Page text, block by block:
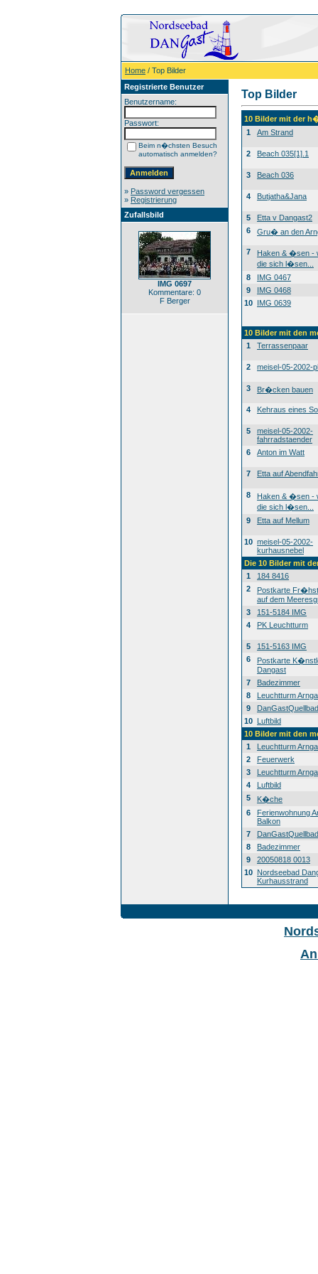
Home / Top Bilder
Registrierte Benutzer
Benutzername:
Passwort:
Beim n�chsten Besuch
automatisch anmelden?
» Password vergessen
» Registrierung
Zufallsbild
IMG 0697
Kommentare: 0
F Berger
Top Bilder
10 Bilder mit der
1
Am Strand
2 Beach 035[1].1
3 Beach 036
4 Butjatha&Jana
5
Etta v Dangast2
6
Gru� an den
7
Haken & �sen -
die sich l�sen...
8
IMG 0467
9
IMG 0468
10 IMG 0639
10 Bilder mit den
1
Terrassenpaar
2 meisel-05-2002-
3 Br�cken bauen
4 Kehraus eines
5
meisel-05-2002-
fahrradstaender
6
Anton im Watt
7 Etta auf
8
Haken & �sen -
die sich l�sen...
9
Etta auf Mellum
10 meisel-05-2002-
kurhausnebel
Die 10 Bilder mit
1
184 8416
2
Postkarte
auf dem
3
151-5184 IMG
4
PK Leuchtturm
5
151-5163 IMG
6
Postkarte
Dangast
7
Badezimmer
8
Leuchtturm
9
DanGastQuellbad
10 Luftbild
10 Bilder mit den
1
Leuchtturm
2
Feuerwerk
3
Leuchtturm
4
Luftbild
5
K�che
6
Ferienwohnung
Balkon
7
DanGastQuellbad
8
Badezimmer
9
20050818 0013
10 Nordseebad
Kurhausstrand